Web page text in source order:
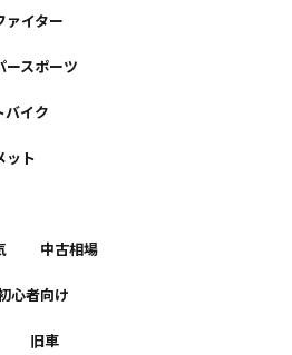
ァイター
ースポーツ
バイク
ット
中古相場
心者向け
旧車